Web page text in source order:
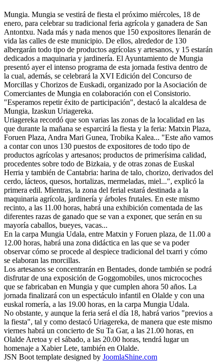
Mungia. Mungia se vestirá de fiesta el próximo miércoles, 18 de
enero, para celebrar su tradicional feria agrícola y ganadera de San
Antontxu. Nada más y nada menos que 150 expositores llenarán de
vida las calles de este municipio. De ellos, alrededor de 130
albergarán todo tipo de productos agrícolas y artesanos, y 15 estarán
dedicados a maquinaria y jardinería. El Ayuntamiento de Mungia
presentó ayer el intenso programa de esta jornada festiva dentro de
la cual, además, se celebrará la XVI Edición del Concurso de
Morcillas y Chorizos de Euskadi, organizado por la Asociación de
Comerciantes de Mungia en colaboración con el Consistorio.
"Esperamos repetir éxito de participación", destacó la alcaldesa de
Mungia, Izaskun Uriagereka.
Uriagereka recordó que son varias las zonas de la localidad en las
que durante la mañana se esparcirá la fiesta y la feria: Matxin Plaza,
Foruen Plaza, Andra Mari Gunea, Trobika Kalea... "Este año vamos
a contar con unos 130 puestos de expositores de todo tipo de
productos agrícolas y artesanos; productos de primerísima calidad,
procedentes sobre todo de Bizkaia, y de otras zonas de Euskal
Herria y también de Cantabria: harina de talo, chorizo, derivados del
cerdo, lácteos, quesos, hortalizas, mermeladas, miel...", explicó la
primera edil. Mientras, la zona del ferial estará destinada a la
maquinaria agrícola, jardinería y árboles frutales. En este mismo
recinto, a las 11.00 horas, habrá una exhibición comentada de las
diferentes razas de ganado que se van a exponer, que serán en su
mayoría caballos, bueyes, vacas...
En la carpa Mungia Udala, entre Matxin y Foruen plaza, de 11.00 a
12.00 horas, habrá una zona didáctica en las que se va poder
observar cómo se procede al despiece tradicional del txarri y cómo
se elaboran las morcillas.
Los artesanos se concentrarán en Bentades, donde también se podrá
disfrutar de una exposición de Goggomobiles, unos microcoches
que se fabricaban en Mungia y que cumplen ahora 50 años. La
jornada finalizará con un espectáculo infantil en Olalde y con una
euskal romería, a las 19.00 horas, en la carpa Mungia Udala.
No obstante, y aunque la feria será el día 18, habrá varios "previos a
la fiesta", tal y como destacó Uriagereka, de manera que este mismo
viernes habrá un concierto de Su Ta Gar, a las 21.00 horas, en
Olalde Aretoa y el sábado, a las 20.00 horas, tendrá lugar un
homenaje a Xabier Lete, también en Olalde.
JSN Boot template designed by JoomlaShine.com